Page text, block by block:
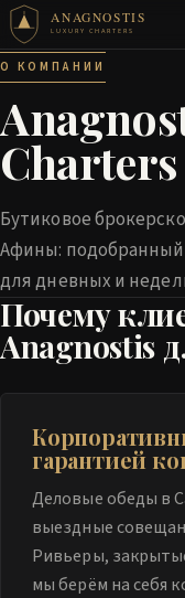
ANAGNOSTIS
LUXURY CHARTERS
О КОМПАНИИ
Charters
Бутиковое
Афины:
для дневных и
Почему
Anagnostis
гарантией
Деловые обеды в
выездные
Ривьеры,
мы берём на себя